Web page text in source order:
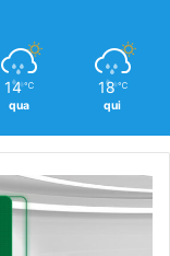
14 ℃
qua
18 ℃
qui